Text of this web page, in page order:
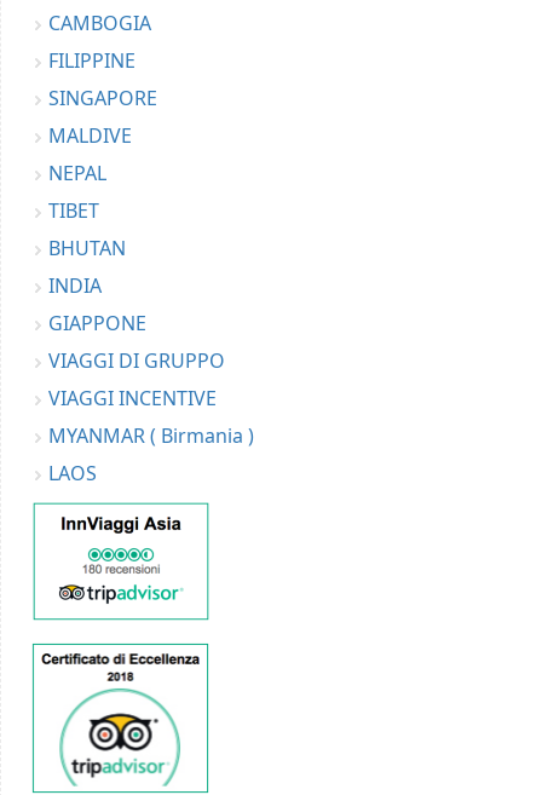
CAMBOGIA
FILIPPINE
SINGAPORE
MALDIVE
NEPAL
TIBET
BHUTAN
INDIA
GIAPPONE
VIAGGI DI GRUPPO
VIAGGI INCENTIVE
MYANMAR ( Birmania )
LAOS